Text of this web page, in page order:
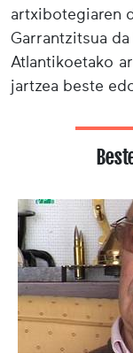
artxibotegiaren
Garrantzitsua
Atlantikoetako
jartzea beste